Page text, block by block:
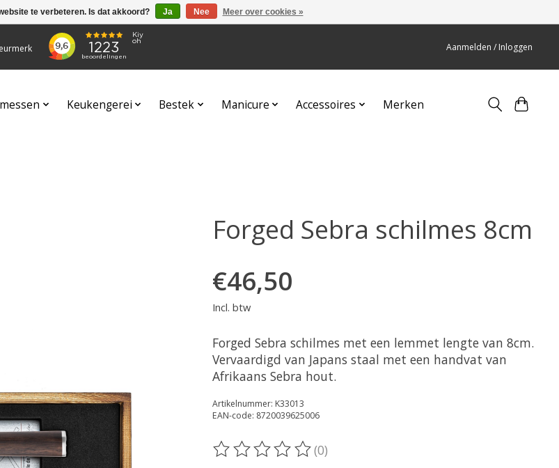
Aanmelden / Inloggen
Keukengerei Bestek Manicure Accessoires Merken
Forged Sebra schilmes 8cm
€46,50
Incl. btw
Forged Sebra schilmes met een lemmet lengte van 8cm.
Vervaardigd van Japans staal met een handvat van
Afrikaans Sebra hout.
Artikelnummer: K33013
EAN-code: 8720039625006
De beoordeling van dit product is
(0)
te verbeteren. Is dat akkoord? Ja Nee Meer over cookies »